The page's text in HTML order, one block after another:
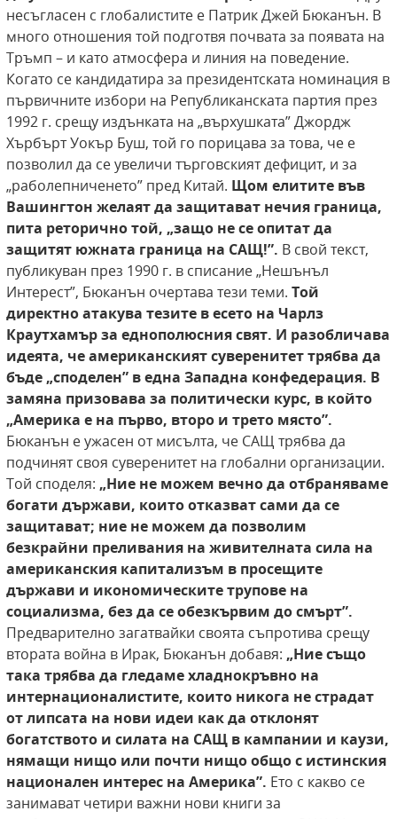
несъгласен с глобалистите е Патрик Джей Бюканън. В
много отношения той подготвя почвата за появата на
Тръмп – и като атмосфера и линия на поведение.
Когато се кандидатира за президентската номинация в
първичните избори на Републиканската партия през
1992 г. срещу издънката на „върхушката” Джордж
Хърбърт Уокър Буш, той го порицава за това, че е
позволил да се увеличи търговският дефицит, и за
„раболепниченето” пред Китай. Щом елитите във
Вашингтон желаят да защитават нечия граница,
пита реторично той, „защо не се опитат да
защитят южната граница на САЩ!”. В свой текст,
публикуван през 1990 г. в списание „Нешънъл
Интерест”, Бюканън очертава тези теми. Той
директно атакува тезите в есето на Чарлз
Краутхамър за еднополюсния свят. И разобличава
идеята, че американският суверенитеттрябва да
бъде „споделен” в една Западна конфедерация. В
замяна призовава за политически курс, в който
„Америка е на първо, второ и трето място”.
Бюканън е ужасен от мисълта, че САЩ трябва да
подчинят своя суверенитет на глобални организации.
Той споделя: „Ние не можем вечно да отбраняваме
богати държави, които отказват сами да се
защитават; ние не можем да позволим
безкрайни преливания на живителната сила на
американския капитализъм в просещите
държави и икономическите трупове на
социализма, без да се обезкървим до смърт”.
Предварително загатвайки своята съпротива срещу
втората война в Ирак, Бюканън добавя: „Ние също
така трябва да гледаме хладнокръвно на
интернационалистите, които никога не страдат
от липсата на нови идеи как да отклонят
богатството и силата на САЩ в кампании и каузи,
нямащи нищо или почти нищо общо с истинския
национален интерес на Америка”. Ето с какво се
занимават четири важни нови книги за